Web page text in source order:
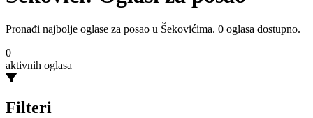
Pronađi najbolje oglase za posao u Šekovićima. 0 oglasa dostupno.
0
aktivnih oglasa
Filteri